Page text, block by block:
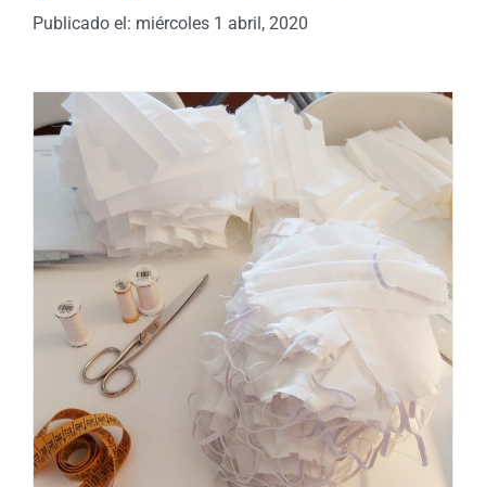
Noticias
Zona de prensa
Publicado el: miércoles 1 abril, 2020